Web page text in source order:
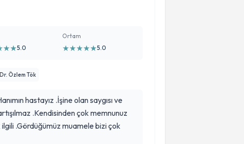
★★5.0
Ortam
★★★★★5.0
Özlem Tök
hastayız .İşine olan saygısı ve
.Kendisinden çok memnunuz
.Gördüğümüz muamele bizi çok